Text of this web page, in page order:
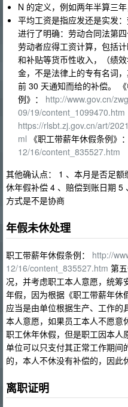
N 的定义，例如两年半算三
平均工资是指应发还是实发
进行了明确：劳动合同法第
劳动者应得工资计算，包括
和补贴等货币性收入，（绩
金，不是法律上的专有名词
前 30 天通知而给的补偿。
例》： http://www.gov.cn/
09/19/content_1099470.htm
https://rlsbt.zj.gov.cn/art/
ml 《职工带薪年休假条例》：
12/16/content_835527.htm
其他确认点： 1 、本月是否足
休年假补偿 4 、赔偿到账日期 5
方式是不是协商
年假未休处理
职工带薪年休假条例： http://
12/16/content_835527.htm 第
况，并考虑职工本人意愿，统
年假，因为根据《职工带薪年休
应当是由单位根据生产、工作的
本人意愿，如果员工本人不愿意
职工休年休假，但是职工因本人
单位可以只支付其正常工作期间
的，本人不休没有补偿的，因此
离职证明